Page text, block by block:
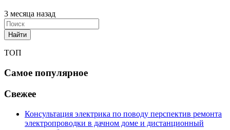
3 месяца назад
Найти
ТОП
Самое популярное
Свежее
Консультация электрика по поводу перспектив ремонта
электропроводки в дачном доме и дистанционный